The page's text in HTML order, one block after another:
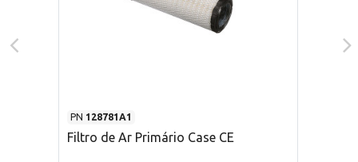
PN 128781A1
Filtro de Ar Primário Case CE